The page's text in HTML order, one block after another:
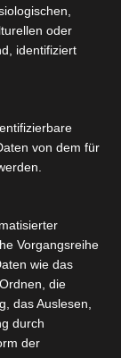
(UST)
52'
Club de
Africain
(SAMB)
oder
identifiziert
von dem für
Vorgangsreihe
wie das
die
das Auslesen,
durch
der